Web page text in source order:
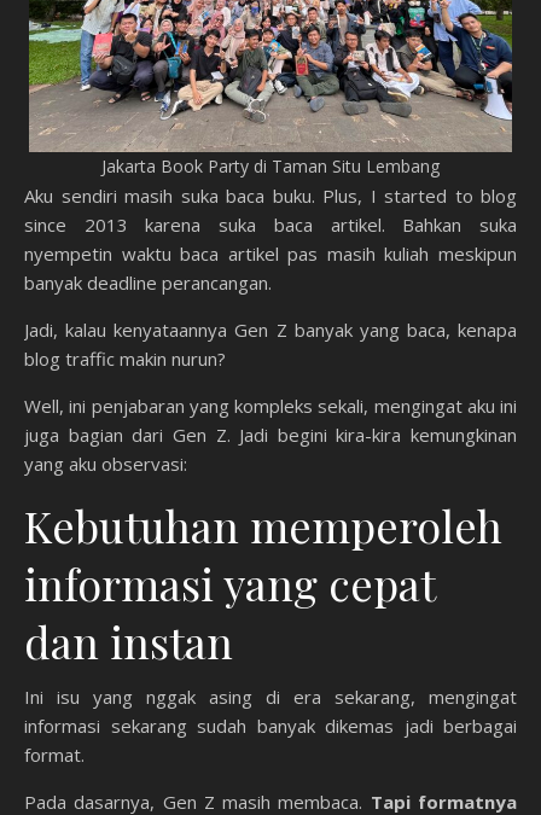
Jakarta Book Party di Taman Situ Lembang
Aku sendiri masih suka baca buku. Plus, I started to blog
since 2013 karena suka baca artikel. Bahkan suka
nyempetin waktu baca artikel pas masih kuliah meskipun
banyak deadline perancangan.
Jadi, kalau kenyataannya Gen Z banyak yang baca, kenapa
blog traffic makin nurun?
Well, ini penjabaran yang kompleks sekali, mengingat aku ini
juga bagian dari Gen Z. Jadi begini kira-kira kemungkinan
yang aku observasi:
Kebutuhan memperoleh
informasi yang cepat
dan instan
Ini isu yang nggak asing di era sekarang, mengingat
informasi sekarang sudah banyak dikemas jadi berbagai
format.
Pada dasarnya, Gen Z masih membaca. Tapi formatnya